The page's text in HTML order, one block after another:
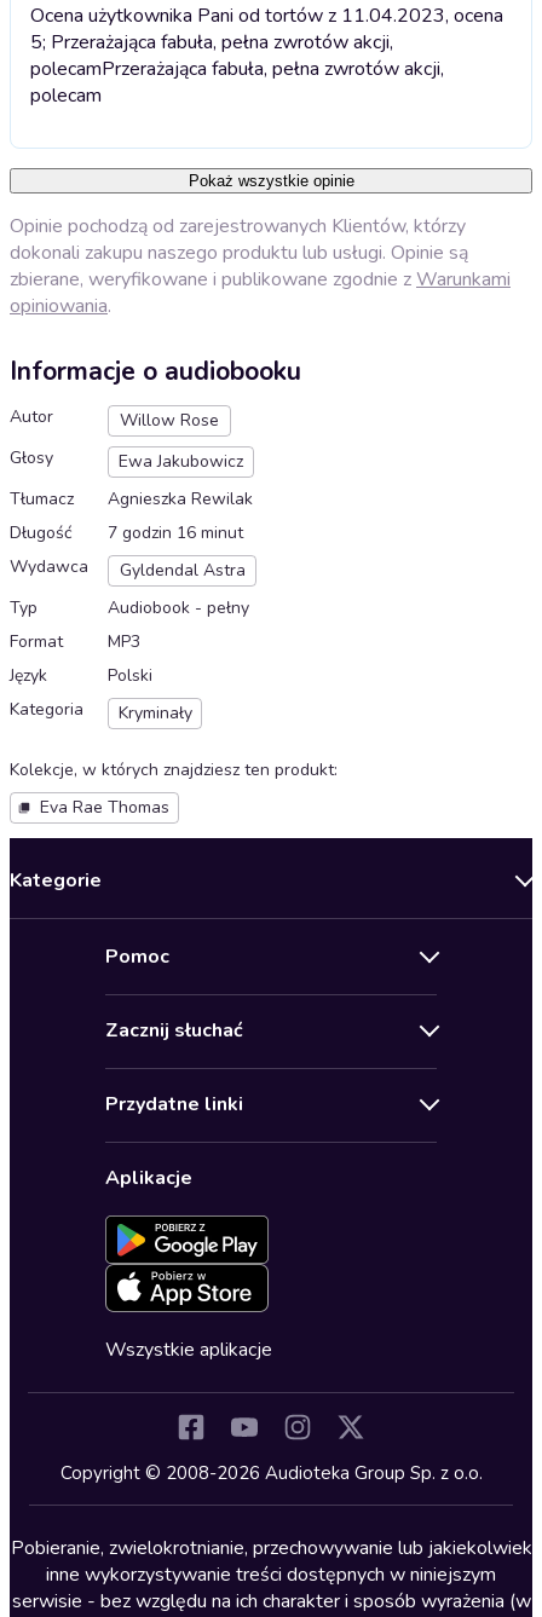
Ocena użytkownika Pani od tortów z 11.04.2023, ocena
5; Przerażająca fabuła, pełna zwrotów akcji,
polecamPrzerażająca fabuła, pełna zwrotów akcji,
polecam
Pokaż wszystkie opinie
Opinie pochodzą od zarejestrowanych Klientów, którzy
dokonali zakupu naszego produktu lub usługi. Opinie są
zbierane, weryfikowane i publikowane zgodnie zWarunkami
opiniowania.
Informacje o audiobooku
Autor
Willow Rose
Głosy
Ewa Jakubowicz
Tłumacz
Agnieszka Rewilak
Długość
7 godzin 16 minut
Wydawca
Gyldendal Astra
Typ
Audiobook - pełny
Format
MP3
Język
Polski
Kategoria
Kryminały
Kolekcje, w których znajdziesz ten produkt:
Eva Rae Thomas
Kategorie
Biznes, marketing, ekonomia
Dla młodzieży
Kryminały
Lektury szkolne
Literatura anglojęzyczna
Literatura faktu
Pomoc
Pomoc
Ustawienia prywatności
Formularz zgłaszania nielegalnych treści
Deklaracja dostępności
Zacznij słuchać
Karnety
Oferta dla firm i bibliotek
Przydatne linki
Dołącz do newslettera
Blog
Zapowiedzi
Cykle audiobooków
Aplikacje
Wszystkie aplikacje
Copyright © 2008-2026 Audioteka Group Sp. z o.o.
Pobieranie, zwielokrotnianie, przechowywanie lub jakiekolwiek
inne wykorzystywanie treści dostępnych w niniejszym
serwisie - bez względu na ich charakter i sposób wyrażenia (w